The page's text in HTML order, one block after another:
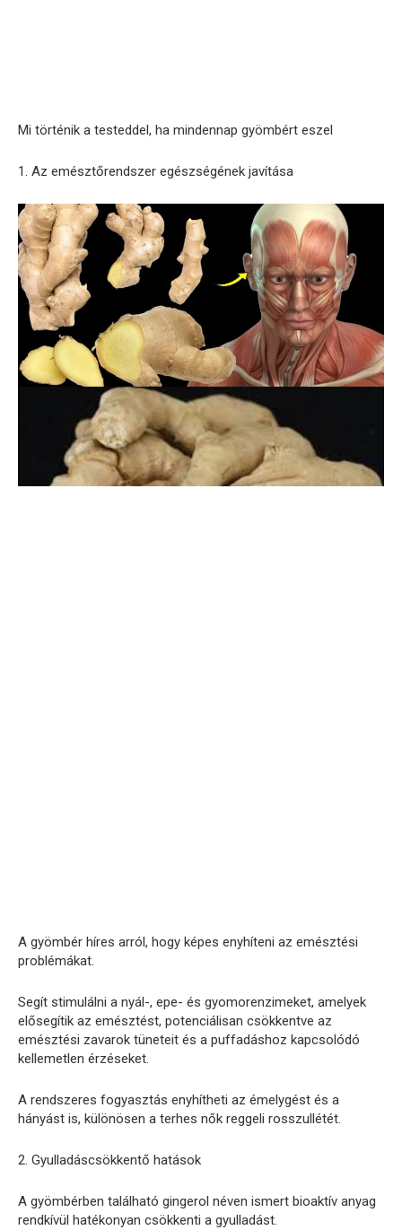
Mi történik a testeddel, ha mindennap gyömbért eszel
1. Az emésztőrendszer egészségének javítása
A gyömbér híres arról, hogy képes enyhíteni az emésztési
problémákat.
Segít stimulálni a nyál-, epe- és gyomorenzimeket, amelyek
elősegítik az emésztést, potenciálisan csökkentve az
emésztési zavarok tüneteit és a puffadáshoz kapcsolódó
kellemetlen érzéseket.
A rendszeres fogyasztás enyhítheti az émelygést és a
hányást is, különösen a terhes nők reggeli rosszullétét.
2. Gyulladáscsökkentő hatások
A gyömbérben található gingerol néven ismert bioaktív anyag
rendkívül hatékonyan csökkenti a gyulladást.